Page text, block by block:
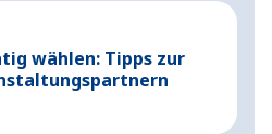
wählen: Tipps zur